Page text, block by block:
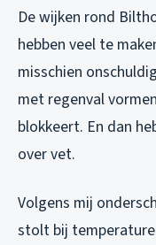
De wijken rond
hebben veel te
misschien
met regenval
blokkeert. En dan
over vet.
Volgens mij
stolt bij